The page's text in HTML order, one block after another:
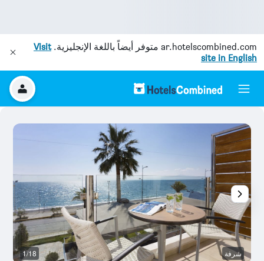
ar.hotelscombined.com متوفر أيضاً باللغة الإنجليزية.Visit
site in English
شرفة 1/18